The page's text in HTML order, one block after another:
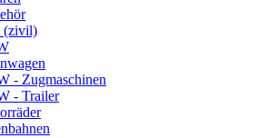
(zivil)
- Zugmaschinen
- Trailer